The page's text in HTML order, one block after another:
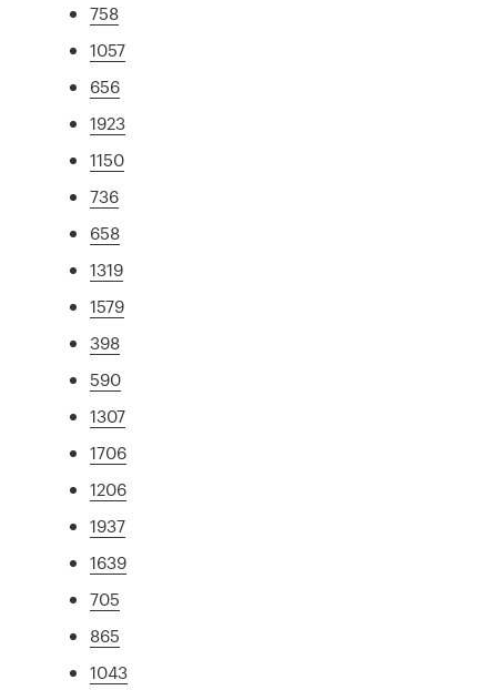
758
1057
656
1923
1150
736
658
1319
1579
398
590
1307
1706
1206
1937
1639
705
865
1043